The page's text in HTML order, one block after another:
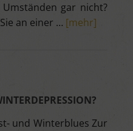
gar nicht?
an einer … [mehr]
und Winterblues Zur